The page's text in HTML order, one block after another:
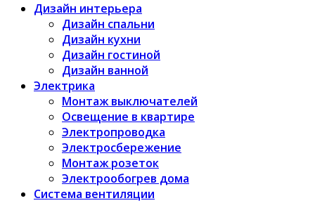
Дизайн интерьера
Дизайн спальни
Дизайн кухни
Дизайн гостиной
Дизайн ванной
Электрика
Монтаж выключателей
Освещение в квартире
Электропроводка
Электросбережение
Монтаж розеток
Электрообогрев дома
Система вентиляции